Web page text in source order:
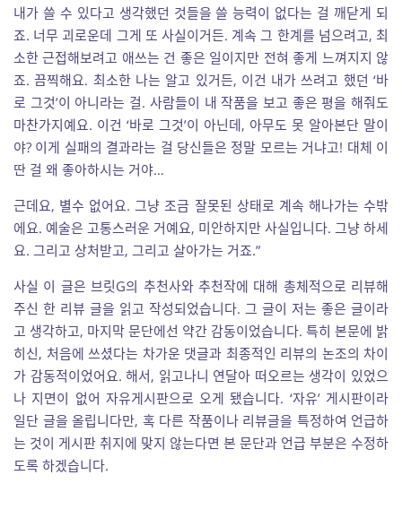
내가 쓸 수 있다고 생각했던 것들을 쓸 능력이 없다는 걸 깨닫게 되
죠. 너무 괴로운데 그게 또 사실이거든. 계속 그 한계를 넘으려고, 최
소한 근접해보려고 애쓰는 건 좋은 일이지만 전혀 좋게 느껴지지 않
죠. 끔찍해요. 최소한 나는 알고 있거든, 이건 내가 쓰려고 했던 ‘바
로 그것’이 아니라는 걸. 사람들이 내 작품을 보고 좋은 평을 해줘도
마찬가지예요. 이건 ‘바로 그것’이 아닌데, 아무도 못 알아본단 말이
야? 이게 실패의 결과라는 걸 당신들은 정말 모르는 거냐고! 대체 이
딴 걸 왜 좋아하시는 거야…
근데요, 별수 없어요. 그냥 조금 잘못된 상태로 계속 해나가는 수밖
에요. 예술은 고통스러운 거예요, 미안하지만 사실입니다. 그냥 하세
요. 그리고 상처받고, 그리고 살아가는 거죠.”
사실 이 글은 브릿G의 추천사와 추천작에 대해 총체적으로 리뷰해
주신 한 리뷰 글을 읽고 작성되었습니다. 그 글이 저는 좋은 글이라
고 생각하고, 마지막 문단에선 약간 감동이었습니다. 특히 본문에 밝
히신, 처음에 쓰셨다는 차가운 댓글과 최종적인 리뷰의 논조의 차이
가 감동적이었어요. 해서, 읽고나니 연달아 떠오르는 생각이 있었으
나 지면이 없어 자유게시판으로 오게 됐습니다. ‘자유’ 게시판이라
일단 글을 올립니다만, 혹 다른 작품이나 리뷰글을 특정하여 언급하
는 것이 게시판 취지에 맞지 않는다면 본 문단과 언급 부분은 수정하
도록 하겠습니다.